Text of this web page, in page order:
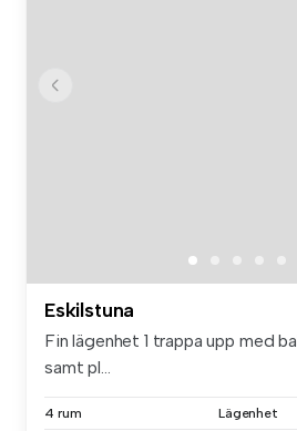
Eskilstuna
Fin lägenhet 1 trappa upp med
samt pl...
4 rum Lägenhet